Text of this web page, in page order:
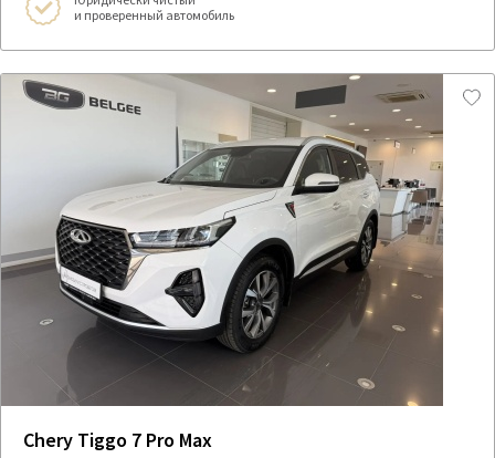
и проверенный автомобиль
Chery Tiggo 7 Pro Max